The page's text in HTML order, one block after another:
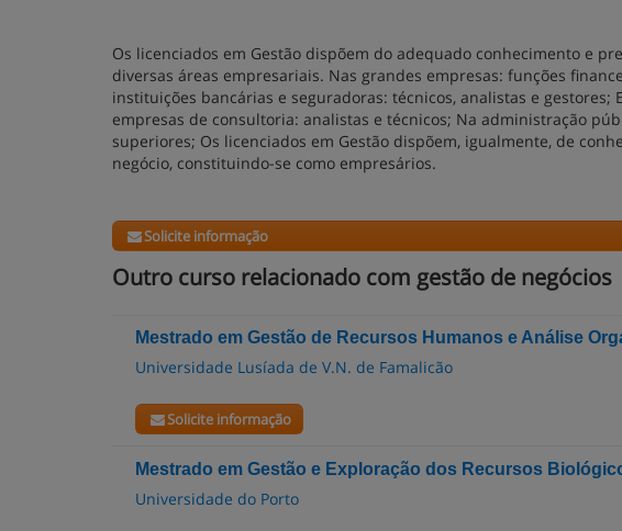
Os licenciados em Gestão dispõem do adequado conhecimento e
diversas áreas empresariais. Nas grandes empresas: funções
instituições bancárias e seguradoras: técnicos, analistas e gestores;
empresas de consultoria: analistas e técnicos; Na administração
superiores; Os licenciados em Gestão dispõem, igualmente, de
negócio, constituindo-se como empresários.
Solicite informação
Outro curso relacionado com gestão de negócios
Mestrado em Gestão de Recursos Humanos e Análise
Universidade Lusíada de V.N. de Famalicão
Solicite informação
Mestrado em Gestão e Exploração dos Recursos
Universidade do Porto